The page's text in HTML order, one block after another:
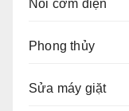
Nồi cơm điện
Phong thủy
Sửa máy giặt